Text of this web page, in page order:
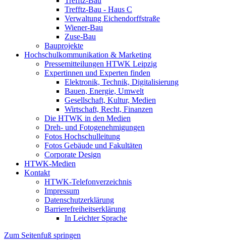
Trefftz-Bau - Haus C
Verwaltung Eichendorffstraße
Wiener-Bau
Zuse-Bau
Bauprojekte
Hochschulkommunikation & Marketing
Pressemitteilungen HTWK Leipzig
Expertinnen und Experten finden
Elektronik, Technik, Digitalisierung
Bauen, Energie, Umwelt
Gesellschaft, Kultur, Medien
Wirtschaft, Recht, Finanzen
Die HTWK in den Medien
Dreh- und Fotogenehmigungen
Fotos Hochschulleitung
Fotos Gebäude und Fakultäten
Corporate Design
HTWK-Medien
Kontakt
HTWK-Telefonverzeichnis
Impressum
Datenschutzerklärung
Barrierefreiheitserklärung
In Leichter Sprache
Zum Seitenfuß springen